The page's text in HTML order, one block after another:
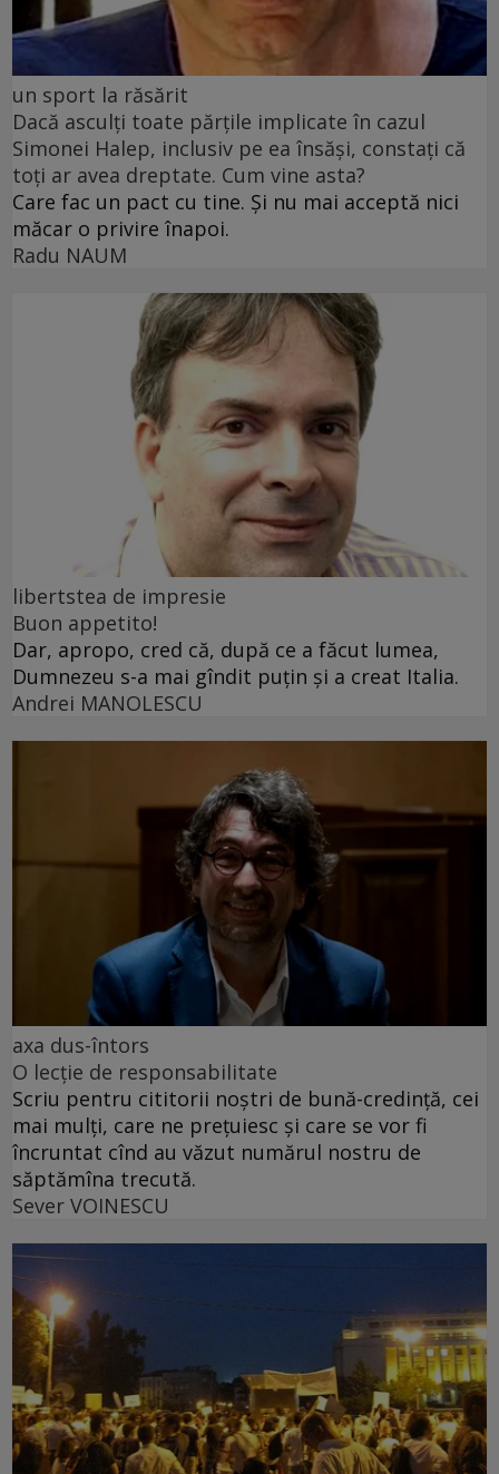
un sport la răsărit
Dacă asculți toate părțile implicate în cazul
Simonei Halep, inclusiv pe ea însăși, constați că
toți ar avea dreptate. Cum vine asta?
Care fac un pact cu tine. Și nu mai acceptă nici
măcar o privire înapoi.
Radu NAUM
libertstea de impresie
Buon appetito!
Dar, apropo, cred că, după ce a făcut lumea,
Dumnezeu s-a mai gîndit puțin și a creat Italia.
Andrei MANOLESCU
axa dus-întors
O lecție de responsabilitate
Scriu pentru cititorii noștri de bună-credință, cei
mai mulți, care ne prețuiesc și care se vor fi
încruntat cînd au văzut numărul nostru de
săptămîna trecută.
Sever VOINESCU